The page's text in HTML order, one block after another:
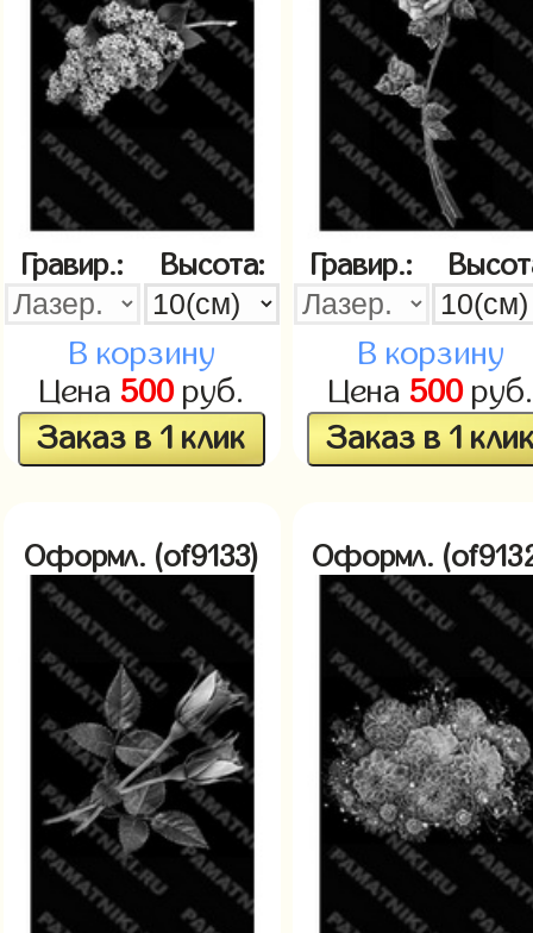
Гравир.: Высота:
В корзину
Цена 500руб.
Заказ в 1 клик
Гравир.:
В корзину
Цена 500руб.
Заказ в 1
Оформл. (of9133) Оформл.